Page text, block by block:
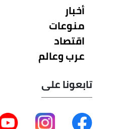
أخبار
منوعات
اقتصاد
عرب وعالم
تابعونا على